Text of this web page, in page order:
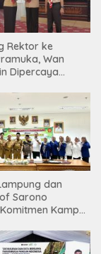
Rektor ke
Wan
Dipercaya
dan
Sarono
Kampus